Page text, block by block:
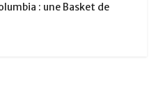
: une Basket de